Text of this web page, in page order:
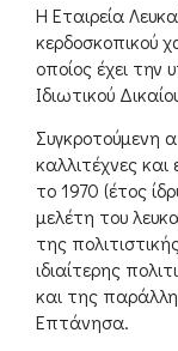
H Εταιρεία
κερδοσκοπικού
οποίος έχει
Ιδιωτικού
Συγκροτούμενη
καλλιτέχνες
το 1970 (έτος
μελέτη του
της
ιδιαίτερης
και της
Επτάνησα.